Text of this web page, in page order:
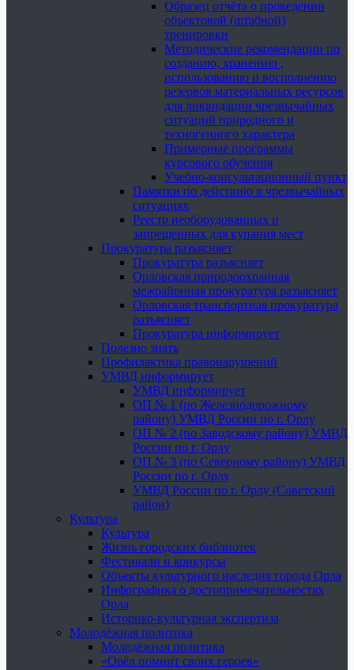
Образец отчёта о проведении
объектовой (штабной)
тренировки
Методические рекомендации по
созданию, хранению ,
использованию и восполнению
резервов материальных ресурсов
для ликвидации чрезвычайных
ситуаций природного и
техногенного характера
Примерные программы
курсового обучения
Учебно-консультационный пункт
Памятки по действию в чрезвычайных
ситуациях
Реестр необорудованных и
запрещенных для купания мест
Прокуратура разъясняет
Прокуратура разъясняет
Орловская природоохранная
межрайонная прокуратура разъясняет
Орловская транспортная прокуратура
разъясняет
Прокуратура информирует
Полезно знать
Профилактика правонарушений
УМВД информирует
УМВД информирует
ОП № 1 (по Железнодорожному
району) УМВД России по г. Орлу
ОП № 2 (по Заводскому району) УМВД
России по г. Орлу
ОП № 3 (по Северному району) УМВД
России по г. Орлу
УМВД России по г. Орлу (Советский
район)
Культура
Культура
Жизнь городских библиотек
Фестивали и конкурсы
Объекты культурного наследия города Орла
Инфографика о достопримечательностях
Орла
Историко-культурная экспертиза
Молодёжная политика
Молодёжная политика
«Орёл помнит своих героев»